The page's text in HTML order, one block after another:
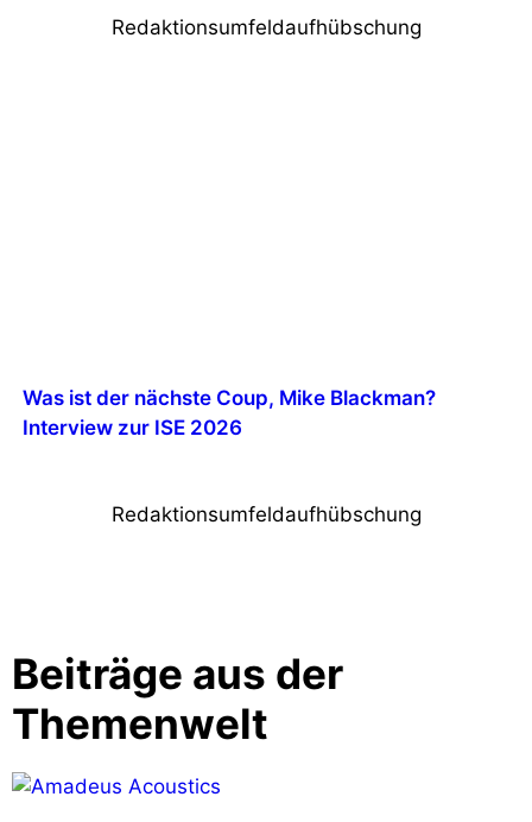
Redaktionsumfeldaufhübschung
Was ist der nächste Coup, Mike Blackman?
Interview zur ISE 2026
Redaktionsumfeldaufhübschung
Beiträge aus der
Themenwelt